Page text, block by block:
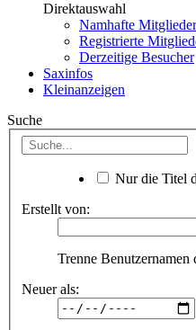
Direktauswahl
Namhafte Mitglieder
Registrierte
Derzeitige Besucher
Saxinfos
Kleinanzeigen
Suche
Nur die Titel
Erstellt von:
Trenne Benutzernamen
Neuer als: